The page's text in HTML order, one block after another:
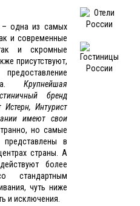
– одна из самых
и современные
и скромные
присутствуют,
Крупнейшая
бренд
Интурист
имеют свои
но самые
представлены в
страны. А
более
стандартным
чуть ниже
и исключения.